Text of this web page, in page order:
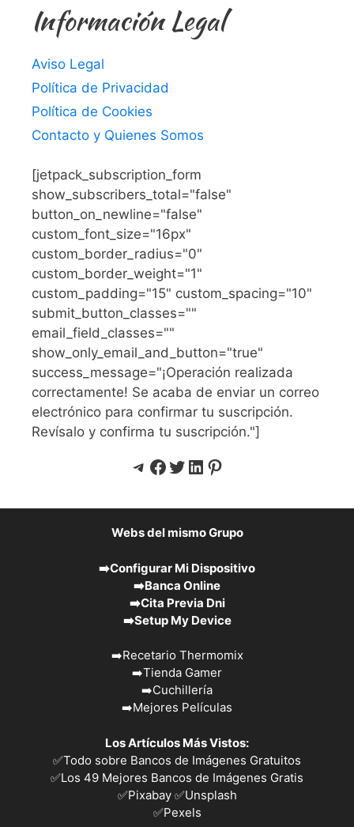
Información Legal
Aviso Legal
Política de Privacidad
Política de Cookies
Contacto y Quienes Somos
[jetpack_subscription_form
show_subscribers_total="false"
button_on_newline="false"
custom_font_size="16px"
custom_border_radius="0"
custom_border_weight="1"
custom_padding="15" custom_spacing="10"
submit_button_classes=""
email_field_classes=""
show_only_email_and_button="true"
success_message="¡Operación realizada
correctamente! Se acaba de enviar un correo
electrónico para confirmar tu suscripción.
Revísalo y confirma tu suscripción."]
Telegram
Facebook
Twitter
LinkedIn
Pinterest
Webs del mismo Grupo
➡️Configurar Mi Dispositivo
➡️Banca Online
➡️Cita Previa Dni
➡️Setup My Device
➡️Recetario Thermomix
➡️Tienda Gamer
➡️Cuchillería
➡️Mejores Películas
Los Artículos Más Vistos:
✅Todo sobre Bancos de Imágenes Gratuitos
✅Los 49 Mejores Bancos de Imágenes Gratis
✅Pixabay ✅Unsplash
✅Pexels